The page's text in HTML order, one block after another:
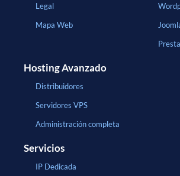
Legal
Mapa Web
Hosting Avanzado
Distribuidores
Servidores VPS
Administración completa
Servicios
IP Dedicada